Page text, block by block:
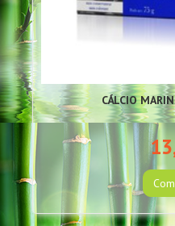
CÁLCIO